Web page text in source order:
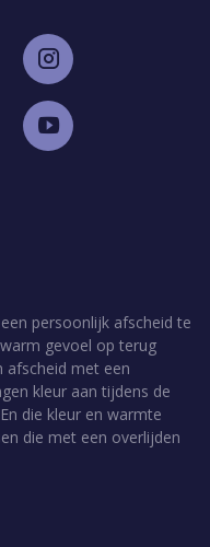
persoonlijk afscheid te
gevoel op terug
afscheid met een
kleur aan tijdens de
die kleur en warmte
die met een overlijden